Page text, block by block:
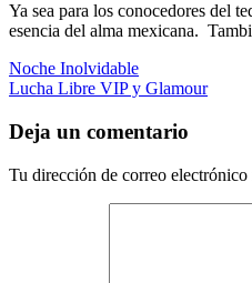
Ya sea para los conocedores del
esencia del alma mexicana.
Navegación
de
entradas
Noche Inolvidable
Lucha Libre VIP y Glamour
Deja un comentario
Tu dirección de correo electrónico